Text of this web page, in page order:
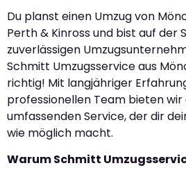
Du planst einen Umzug von
Perth & Kinross und bist auf der
zuverlässigen
Schmitt Umzugsservice aus
richtig! Mit langjähriger
professionellen Team bieten wir
umfassenden Service, der dir
wie möglich macht.
Warum Schmitt